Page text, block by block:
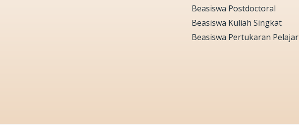
Beasiswa Postdoctoral
Beasiswa Kuliah Singkat
Beasiswa Pertukaran Pelajar